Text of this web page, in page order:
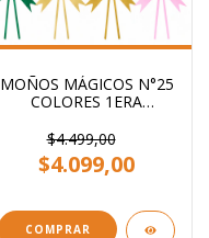
MOÑOS MÁGICOS N°25
COLORES 1ERA
STENDY PACK X 100
UNI
$4.499,00
$4.099,00
COMPRAR